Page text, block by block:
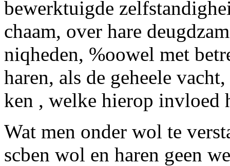
bewerktuigde
chaam, over hare
niqheden, %oowel met
haren, als de geheele
ken , welke hierop invloed
Wat men onder wol te
scben wol en haren geen